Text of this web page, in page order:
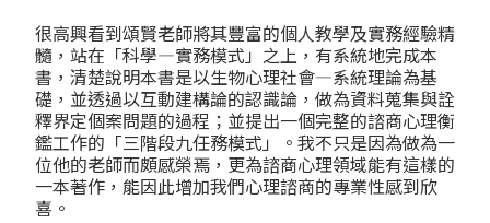
很高興看到頌賢老師將其豐富的個人教學及實務經驗精
髓，站在「科學—實務模式」之上，有系統地完成本
書，清楚說明本書是以生物心理社會—系統理論為基
礎，並透過以互動建構論的認識論，做為資料蒐集與詮
釋界定個案問題的過程；並提出一個完整的諮商心理衡
鑑工作的「三階段九任務模式」。我不只是因為做為一
位他的老師而頗感榮焉，更為諮商心理領域能有這樣的
一本著作，能因此增加我們心理諮商的專業性感到欣
喜。